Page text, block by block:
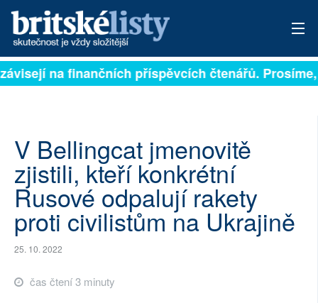
PŘIHLÁSIT
ARCHIV
ROZHOVORY
TÉMATA
NEJČTENĚJŠÍ ZA 7 DNÍ
na finančních příspěvcích čtenářů. Prosíme,
V Bellingcat jmenovitě
zjistili, kteří konkrétní
Rusové odpalují rakety
proti civilistům na Ukrajině
25. 10. 2022
čas čtení 3 minuty